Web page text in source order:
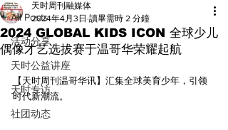
All Posts
活动分享
天时公益讲座
天时专访
社团动态
2024 GLOBAL KIDS ICON 全球少儿
偶像才艺选拔赛于温哥华荣耀起航
天时周刊融媒体
2024年4月3日 讀畢需時 2 分鐘
【天时周刊温哥华讯】汇集全球美育少年，引领
时代新潮流。